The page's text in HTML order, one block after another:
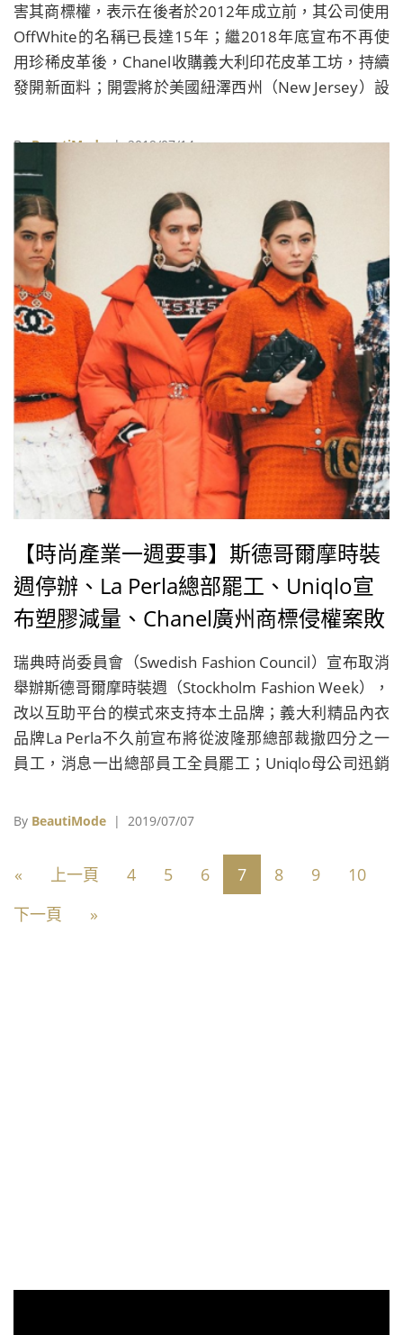
害其商標權，表示在後者於2012年成立前，其公司使用
OffWhite的名稱已長達15年；繼2018年底宣布不再使
用珍稀皮革後，Chanel收購義大利印花皮革工坊，持續
發開新面料；開雲將於美國紐澤西州（New Jersey）設
Haus Laboratories將於亞馬遜（Amazon）上架。
ByBeautiMode| 2019/07/14
【時尚產業一週要事】斯德哥爾摩時裝
週停辦、La Perla總部罷工、Uniqlo宣
布塑膠減量、Chanel廣州商標侵權案敗
訴
瑞典時尚委員會（Swedish Fashion Council）宣布取消
舉辦斯德哥爾摩時裝週（Stockholm Fashion Week），
改以互助平台的模式來支持本土品牌；義大利精品內衣
品牌La Perla不久前宣布將從波隆那總部裁撤四分之一
員工，消息一出總部員工全員罷工；Uniqlo母公司迅銷
集團塑膠用量一年可減少7,800噸；Chanel控告廣州一
權法院判決敗訴。
By BeautiMode | 2019/07/07
« 上一頁 4 5 6 7 8 9
10
下一頁
»